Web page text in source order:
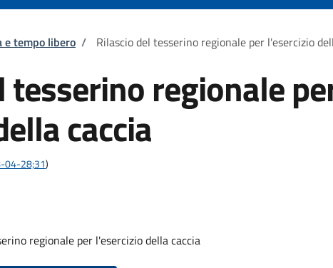
e tempo libero / Rilascio del tesserino regionale per l'esercizio
tesserino regionale
caccia
04-28;31)
regionale per l'esercizio della caccia